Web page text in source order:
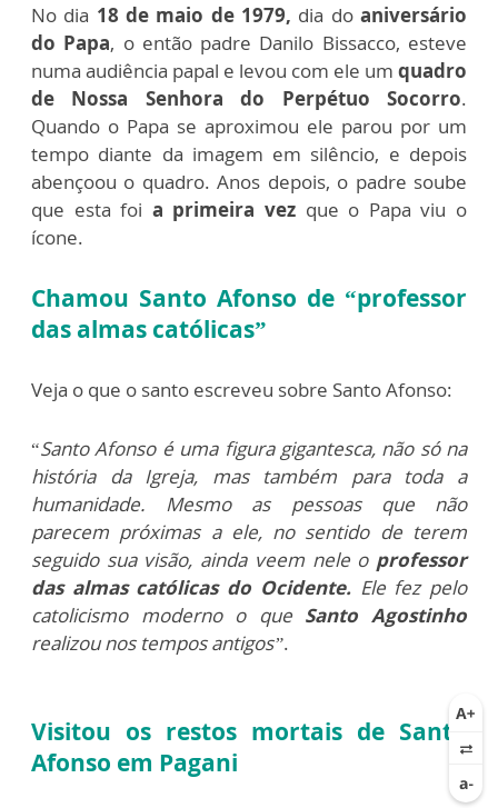
No dia 18 de maio de 1979, dia doaniversário
do Papa, o então padre Danilo Bissacco, esteve
numa audiência papal e levou com ele um quadro
de Nossa Senhora do Perpétuo Socorro.
Quando o Papa se aproximou ele parou por um
tempo diante da imagem em silêncio, e depois
abençoou o quadro. Anos depois, o padre soube
que esta foi a primeira vez que o Papa viu o
ícone.
Chamou Santo Afonso de “professor
das almas católicas”
Veja o que o santo escreveu sobre Santo Afonso:
“Santo Afonso é uma figura gigantesca, não só na
história da Igreja, mas também para toda a
humanidade. Mesmo as pessoas que não
parecem próximas a ele, no sentido de terem
seguido sua visão, ainda veem nele o professor
das almas católicas do Ocidente.Ele fez pelo
catolicismo moderno o que Santo Agostinho
realizou nos tempos antigos”.
Visitou os restos mortais de Santo
Afonso em Pagani